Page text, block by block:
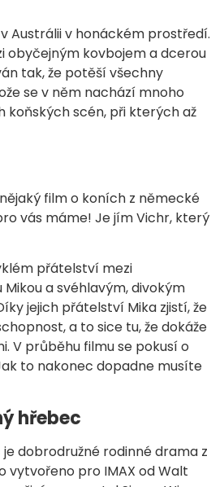
Austrálii v honáckém prostředí.
obyčejným kovbojem a dcerou
tak, že potěší všechny
se v něm nachází mnoho
koňských scén, při kterých až
film o koních z německé
vás máme! Je jím Vichr, který
přátelství mezi
a svéhlavým, divokým
jejich přátelství Mika zjistí, že
a to sice tu, že dokáže
V průběhu filmu se pokusí o
to nakonec dopadne musíte
hřebec
dobrodružné rodinné drama z
vytvořeno pro IMAX od Walt